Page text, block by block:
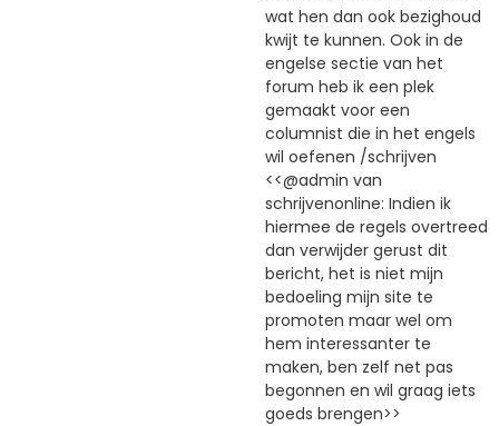
wat hen dan ook bezighoud
kwijt te kunnen. Ook in de
engelse sectie van het
forum heb ik een plek
gemaakt voor een
columnist die in het engels
wil oefenen /schrijven
<<@admin van
schrijvenonline: Indien ik
hiermee de regels overtreed
dan verwijder gerust dit
bericht, het is niet mijn
bedoeling mijn site te
promoten maar wel om
hem interessanter te
maken, ben zelf net pas
begonnen en wil graag iets
goeds brengen>>